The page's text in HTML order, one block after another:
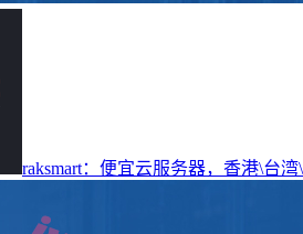
raksmart：便宜云服务器，香港\台